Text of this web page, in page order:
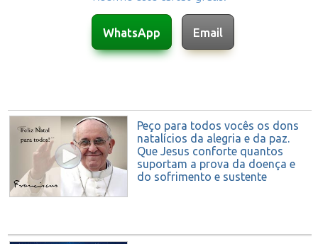
Peço para todos vocês os dons
natalícios da alegria e da paz.
Que Jesus conforte quantos
suportam a prova da doença e
do sofrimento e sustente